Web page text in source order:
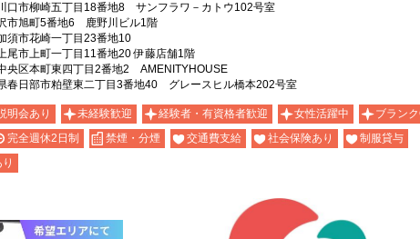
口市柳崎五丁目18番地8 サンフラワ－カトウ102号室
市旭町5番地6 鹿野川ビル1階
須市花崎一丁目23番地10
尾市上町一丁目11番地20 伊藤店舗1階
央区本町東四丁目2番地2 AMENITYHOUSE
春日部市粕壁東二丁目3番地40 グレースヒル橋本202号室
明会あり 未経験歓迎 経験者・有資格者歓迎 女性活躍中
ブラン
完全週休2日制 禁煙・分煙 交通費支給 社会保険あり
制服貸与